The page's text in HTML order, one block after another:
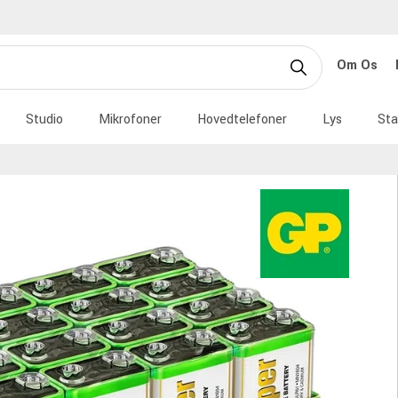
Om Os
Studio Mikrofoner Hovedtelefoner Lys